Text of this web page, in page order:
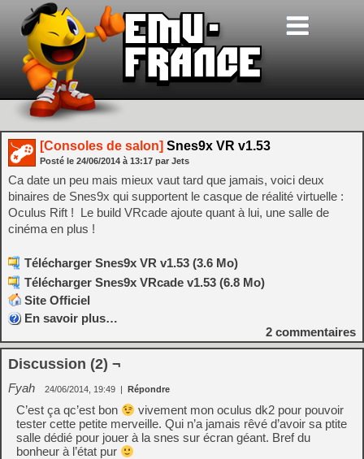
[Consoles de salon] Snes9x VR v1.53
Posté le 24/06/2014 à 13:17 par Jets
Ca date un peu mais mieux vaut tard que jamais, voici deux
binaires de Snes9x qui supportent le casque de réalité virtuelle :
Oculus Rift ! Le build VRcade ajoute quant à lui, une salle de
cinéma en plus !
Télécharger Snes9x VR v1.53 (3.6 Mo)
Télécharger Snes9x VRcade v1.53 (6.8 Mo)
Site Officiel
En savoir plus…
2 commentaires
Discussion (2) ¬
Fyah 24/06/2014, 19:49 | Répondre
C’est ça qc’est bon
vivement mon oculus dk2 pour pouvoir
tester cette petite merveille. Qui n’a jamais rêvé d’avoir sa ptite
salle dédié pour jouer à la snes sur écran géant. Bref du
bonheur à l’état pur